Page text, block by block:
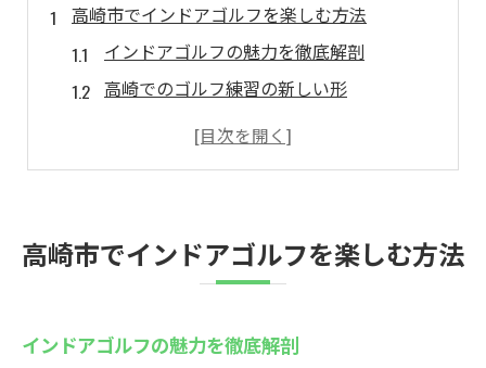
高崎市でインドアゴルフを楽しむ方法
インドアゴルフの魅力を徹底解剖
高崎でのゴルフ練習の新しい形
インドアゴルフスクール選びのポイント
高崎で楽しむシミュレーションゴルフ
スズヨンゴルフクラブの魅力とは
手ぶらで楽しむインドアゴルフ体験
高崎市でインドアゴルフを楽しむ方法
インドアゴルフの魅力を徹底解剖